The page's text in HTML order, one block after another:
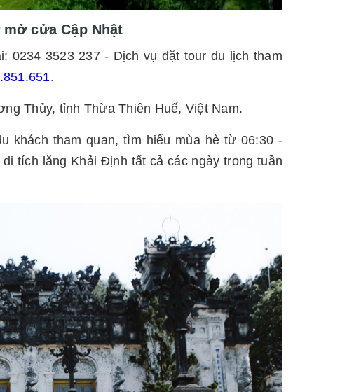
cửa Cập Nhật
0234 3523 237 - Dịch vụ đặt tour du lịch tham
.
Thủy, tỉnh Thừa Thiên Huế, Việt Nam.
khách tham quan, tìm hiểu mùa hè từ 06:30 -
tích lăng Khải Định tất cả các ngày trong tuần